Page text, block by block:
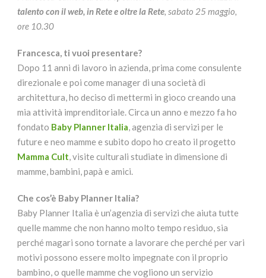
talento con il web, in Rete e oltre la Rete, sabato 25 maggio,
ore 10.30
Francesca, ti vuoi presentare?
Dopo 11 anni di lavoro in azienda, prima come consulente
direzionale e poi come manager di una società di
architettura, ho deciso di mettermi in gioco creando una
mia attività imprenditoriale. Circa un anno e mezzo fa ho
fondato Baby Planner Italia, agenzia di servizi per le
future e neo mamme e subito dopo ho creato il progetto
Mamma Cult, visite culturali studiate in dimensione di
mamme, bambini, papà e amici.
Che cos’è Baby Planner Italia?
Baby Planner Italia è un’agenzia di servizi che aiuta tutte
quelle mamme che non hanno molto tempo residuo, sia
perché magari sono tornate a lavorare che perché per vari
motivi possono essere molto impegnate con il proprio
bambino, o quelle mamme che vogliono un servizio